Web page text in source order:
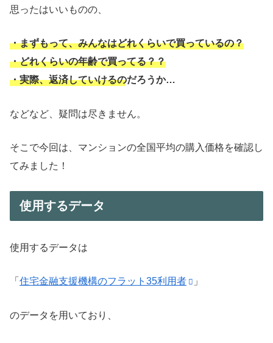
思ったはいいものの、
・まずもって、みんなはどれくらいで買っているの？
・どれくらいの年齢で買ってる？？
・実際、返済していけるのだろうか…
などなど、疑問は尽きません。
そこで今回は、マンションの全国平均の購入価格を確認し
てみました！
使用するデータ
使用するデータは
「 住宅金融支援機構のフラット35利用者 」
のデータを用いており、